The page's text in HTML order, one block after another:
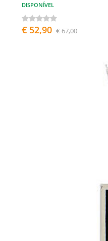
DISPONÍVEL
€ 52,90 € 67,00